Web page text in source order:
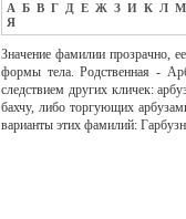
А Б В Г Д Е Ж З И К Л М
Я
Значение фамилии прозрачно,
формы тела. Родственная -
следствием других кличек:
бахчу, либо торгующих
варианты этих фамилий: